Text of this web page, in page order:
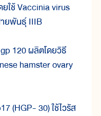
ใช้ Vaccinia virus
ายพันธุ์ IIIB
120 ผลิตโดยวิธี
hamster ovary
(HGP- 30) ใช้ไวรัส